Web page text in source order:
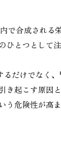
で合成される
ひとつとして
だけでなく
き起こす原因
危険性が高ま